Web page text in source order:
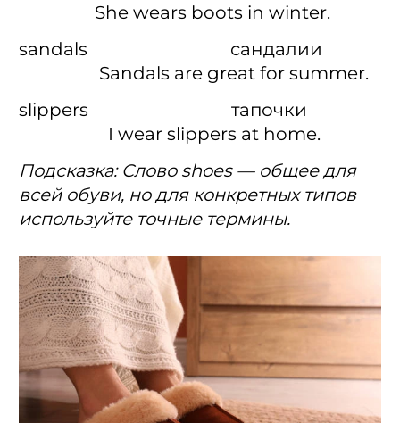
She wears boots in winter.
sandals сандалии
Sandals are great for summer.
slippers тапочки
I wear slippers at home.
Подсказка: Слово shoes — общее для
всей обуви, но для конкретных типов
используйте точные термины.